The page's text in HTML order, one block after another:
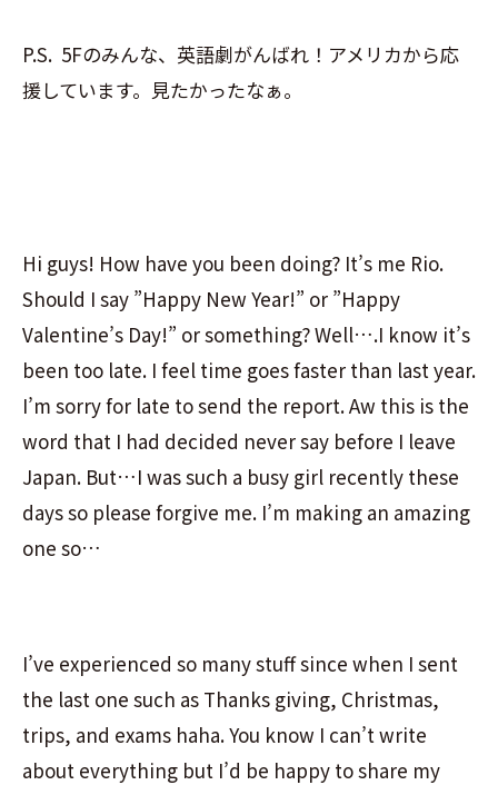
P.S. 5Fのみんな、英語劇がんばれ！アメリカから応
援しています。見たかったなぁ。
Hi guys! How have you been doing? It’s me Rio.
Should I say ”Happy New Year!” or ”Happy
Valentine’s Day!” or something? Well….I know it’s
been too late. I feel time goes faster than last year.
I’m sorry for late to send the report. Aw this is the
word that I had decided never say before I leave
Japan. But…I was such a busy girl recently these
days so please forgive me. I’m making an amazing
one so…
I’ve experienced so many stuff since when I sent
the last one such as Thanks giving, Christmas,
trips, and exams haha. You know I can’t write
about everything but I’d be happy to share my